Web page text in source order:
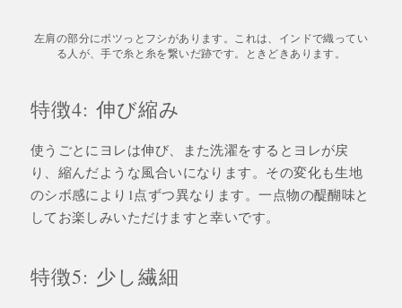
左肩の部分にポツっとフシがあります。これは、インドで織ってい
る人が、手で糸と糸を繋いだ跡です。ときどきあります。
特徴4: 伸び縮み
使うごとにヨレは伸び、また洗濯をするとヨレが戻
り、縮んだような風合いになります。その変化も生地
のシボ感により1点ずつ異なります。一点物の醍醐味と
してお楽しみいただけますと幸いです。
特徴5: 少し繊細